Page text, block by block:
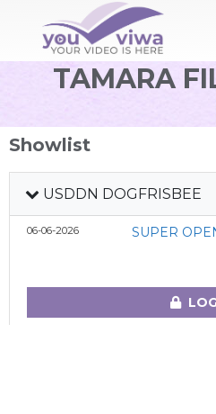
TAMARA
Showlist
USDDN DOGFRISBEE
06-06-2026 SUPER